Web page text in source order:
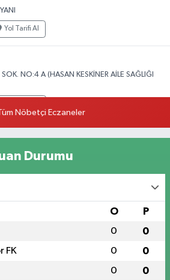
Yol Tarifi Al
NO:4 A (HASAN KESKİNER AİLE SAĞLIĞI
Nöbetçi Eczaneler
Durumu
O P
0 0
FK 0 0
0 0